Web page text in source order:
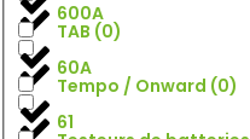
TAB (0)
Tempo / Onward (0)
600A
60A
61